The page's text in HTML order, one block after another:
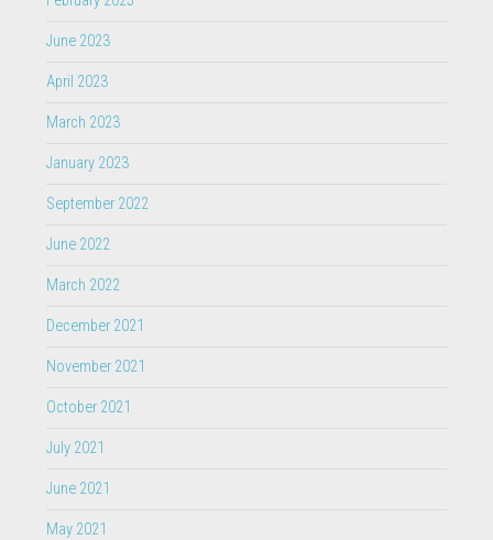
June 2023
April 2023
March 2023
January 2023
September 2022
June 2022
March 2022
December 2021
November 2021
October 2021
July 2021
June 2021
May 2021